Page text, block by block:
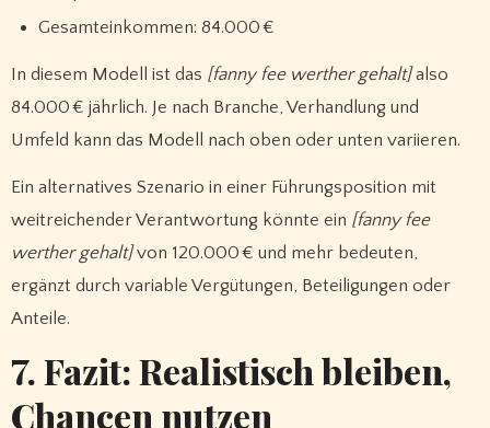
Gesamteinkommen: 84.000 €
In diesem Modell ist das [fanny fee werther gehalt]also
84.000 € jährlich. Je nach Branche, Verhandlung und
Umfeld kann das Modell nach oben oder unten variieren.
Ein alternatives Szenario in einer Führungsposition mit
weitreichender Verantwortung könnte ein [fanny fee
werther gehalt]von 120.000 € und mehr bedeuten,
ergänzt durch variable Vergütungen, Beteiligungen oder
Anteile.
7. Fazit: Realistisch bleiben,
Chancen nutzen